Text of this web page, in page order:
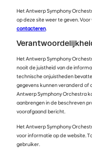
Het Antwerp Symphony
op deze site weer te geven.
contacteren.
Het Antwerp Symphony
nooit de juistheid van de
technische onjuistheden
gegevens kunnen veranderd of
Antwerp Symphony Orchestra
aanbrengen in de beschreven
voorafgaand bericht.
Het Antwerp Symphony
voor informatie op de website.
gebruiker.